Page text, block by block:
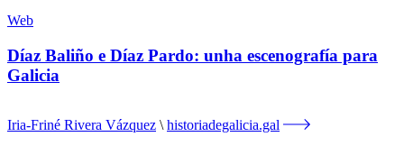
Web
Díaz Baliño e Díaz Pardo: unha escenografía para
Galicia
Iria-Friné Rivera Vázquez
historiadegalicia.gal